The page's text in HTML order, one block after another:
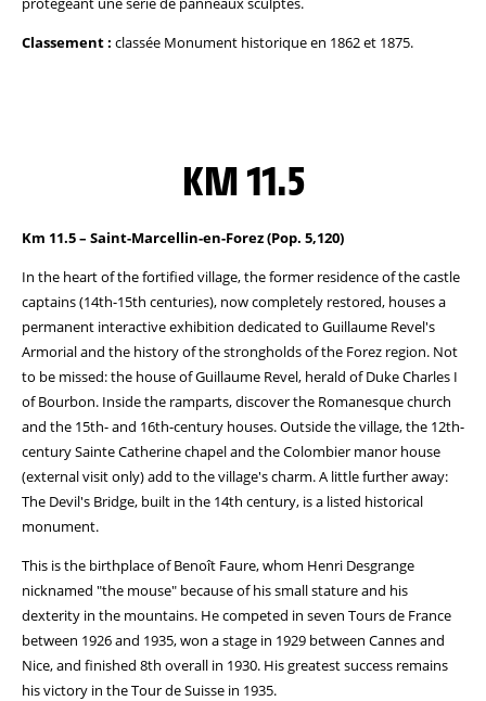
Classement : classée Monument historique en 1862 et 1875.
KM 11.5
Km 11.5 – Saint-Marcellin-en-Forez (Pop. 5,120)
In the heart of the fortified village, the former residence of the castle
captains (14th-15th centuries), now completely restored, houses a
permanent interactive exhibition dedicated to Guillaume Revel's
Armorial and the history of the strongholds of the Forez region. Not
to be missed: the house of Guillaume Revel, herald of Duke Charles I
of Bourbon. Inside the ramparts, discover the Romanesque church
and the 15th- and 16th-century houses. Outside the village, the 12th-
century Sainte Catherine chapel and the Colombier manor house
(external visit only) add to the village's charm. A little further away:
The Devil's Bridge, built in the 14th century, is a listed historical
monument.
This is the birthplace of Benoît Faure, whom Henri Desgrange
nicknamed "the mouse" because of his small stature and his
dexterity in the mountains. He competed in seven Tours de France
between 1926 and 1935, won a stage in 1929 between Cannes and
Nice, and finished 8th overall in 1930. His greatest success remains
his victory in the Tour de Suisse in 1935.